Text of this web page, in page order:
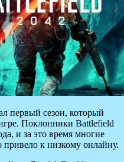
первый сезон, который
Поклонники Battlefield
и за это время многие
привело к низкому онлайну.